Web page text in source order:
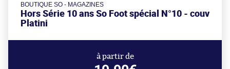
BOUTIQUE SO - MAGAZINES
Hors Série 10 ans So Foot spécial N°10 - couv
Platini
à partir de